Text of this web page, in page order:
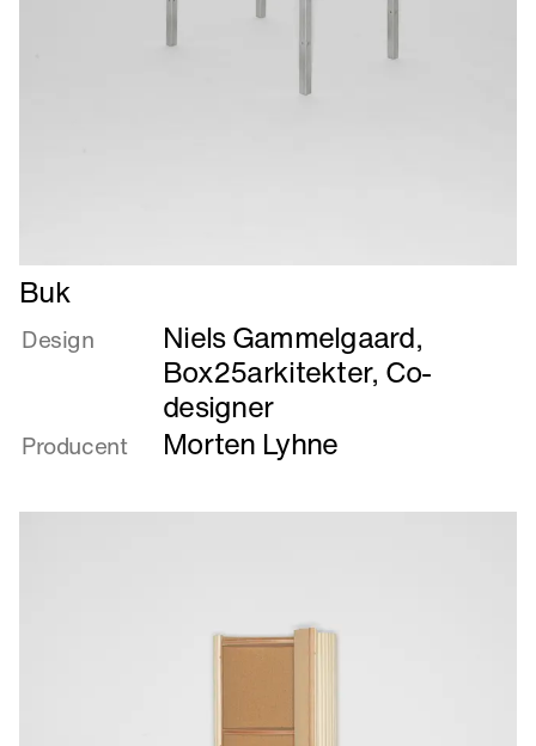
Læs
mere
om
Buk
Design Niels Gammelgaard,
Box25arkitekter, Co-
designer
Producent Morten Lyhne